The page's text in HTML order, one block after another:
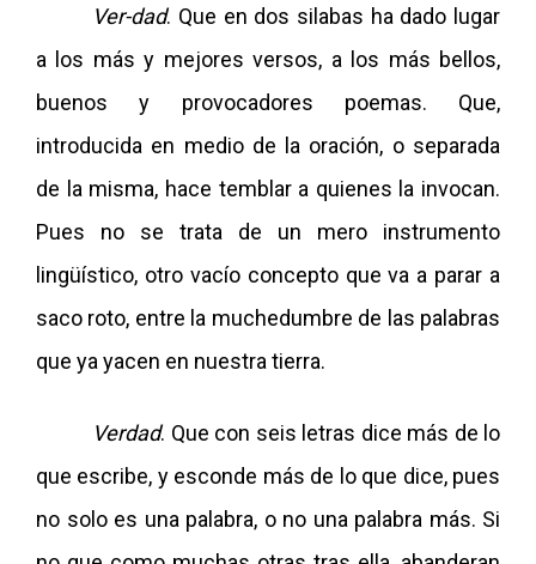
Ver-dad. Que en dos silabas ha dado lugar
a los más y mejores versos, a los más bellos,
buenos y provocadores poemas. Que,
introducida en medio de la oración, o separada
de la misma, hace temblar a quienes la invocan.
Pues no se trata de un mero instrumento
lingüístico, otro vacío concepto que va a parar a
saco roto, entre la muchedumbre de las palabras
que ya yacen en nuestra tierra.
Verdad. Que con seis letras dice más de lo
que escribe, y esconde más de lo que dice, pues
no solo es una palabra, o no una palabra más. Si